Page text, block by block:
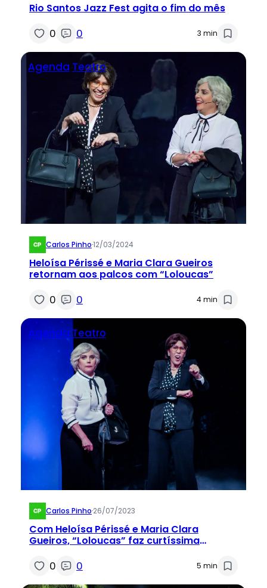
Rio Santos Jazz Fest agita o fim do mês
0 0 3 min
Agenda Teatro
Carlos Pinho·12/03/2024
Heloísa Périssé e Maria Clara Gueiros
retornam aos palcos com “Loloucas”
0 0 4 min
Agenda Teatro
Carlos Pinho·26/07/2023
Com Heloísa Périssé e Maria Clara
Gueiros, “Loloucas” faz curtíssima
0 0 5 min